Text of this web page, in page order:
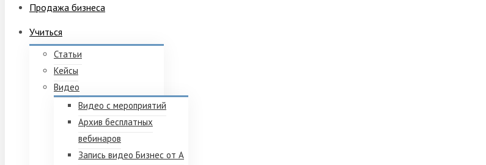
Продажа бизнеса
Учиться
Статьи
Кейсы
Видео
Видео с мероприятий
Архив бесплатных
вебинаров
Запись видео Бизнес от А